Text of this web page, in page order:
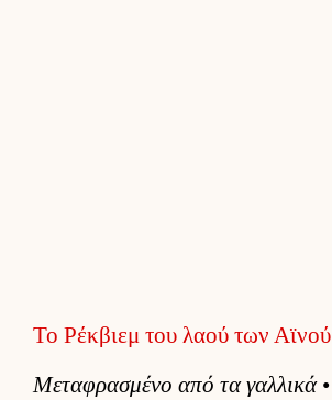
Το Ρέκβιεμ του λαού των Αϊνού
Μεταφρασμένο από τα γαλ­λικά•